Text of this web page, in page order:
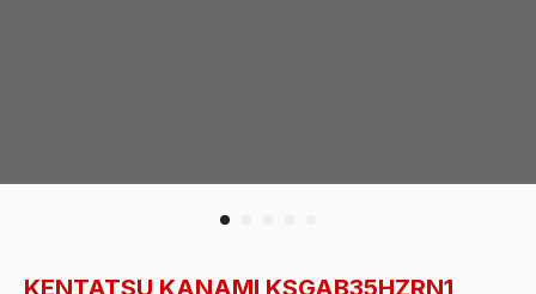
KENTATSU KANAMI KSGAB35HZRN1